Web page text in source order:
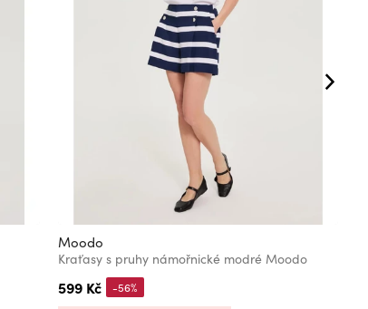
Moodo
Kraťasy s pruhy námořnické modré Moodo
599 Kč -56%